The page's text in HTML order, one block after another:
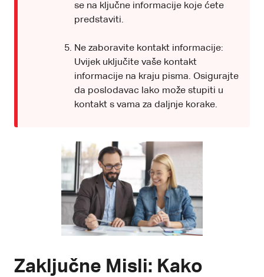
se na ključne informacije koje ćete
predstaviti.
Ne zaboravite kontakt informacije:
Uvijek uključite vaše kontakt
informacije na kraju pisma. Osigurajte
da poslodavac lako može stupiti u
kontakt s vama za daljnje korake.
Zaključne Misli: Kako